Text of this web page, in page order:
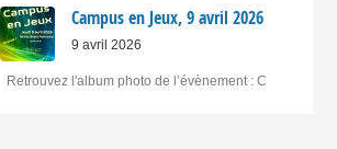
Campus en Jeux, 9 avril 2026
9 avril 2026
Retrouvez l'album photo de l’évènement : C